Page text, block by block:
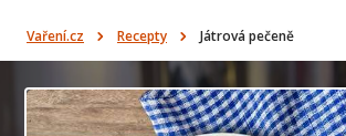
Vaření.cz Recepty Játrová pečeně